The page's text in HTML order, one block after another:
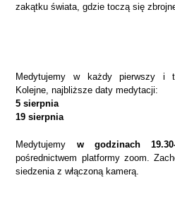
zakątku świata, gdzie toczą się
Medytujemy w każdy pierwszy i
Kolejne, najbliższe daty medytacji:
5 sierpnia
19 sierpnia
Medytujemy w godzinach 19.30-
pośrednictwem platformy zoom.
siedzenia z włączoną kamerą.